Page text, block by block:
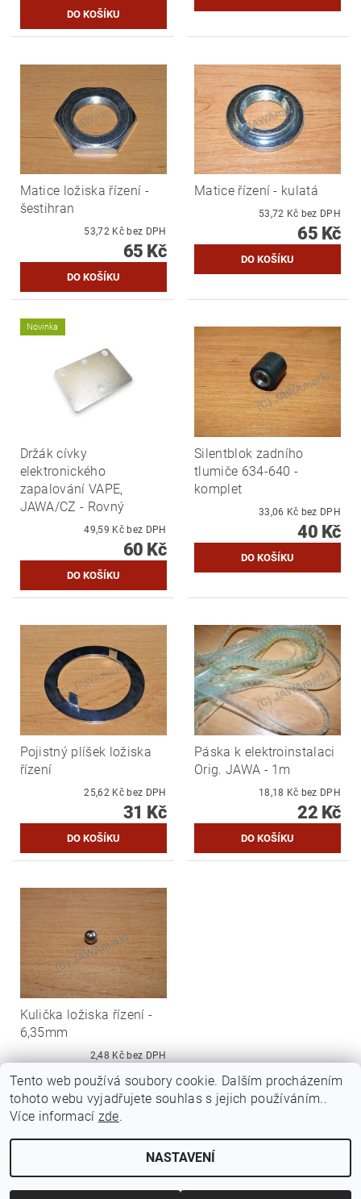
Matice ložiska řízení -
šestihran
53,72 Kč bez DPH
65 Kč
Matice řízení - kulatá
53,72 Kč bez DPH
65 Kč
Novinka
Držák cívky
elektronického
zapalování VAPE,
JAWA/CZ - Rovný
49,59 Kč bez DPH
60 Kč
Silentblok zadního
tlumiče 634-640 -
komplet
33,06 Kč bez DPH
40 Kč
Pojistný plíšek ložiska
řízení
25,62 Kč bez DPH
31 Kč
Páska k elektroinstalaci
Orig. JAWA - 1m
18,18 Kč bez DPH
22 Kč
Kulička ložiska řízení -
6,35mm
2,48 Kč bez DPH
3 Kč
2026 ©Jawamarkt, všechna práva vyhrazenaUpravit nastavení cookies
Tento web používá soubory cookie. Dalším procházením
tohoto webu vyjadřujete souhlas s jejich používáním..
Více informací zde.
NASTAVENÍ